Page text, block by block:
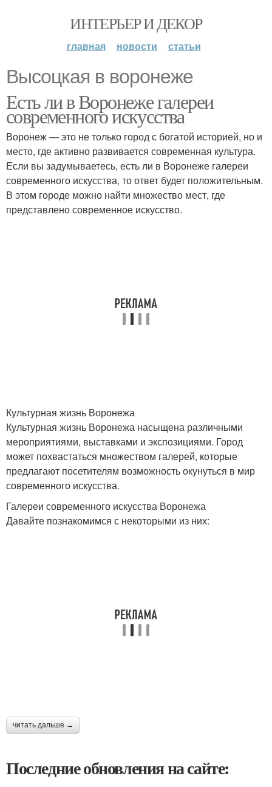
ИНТЕРЬЕР И ДЕКОР
главная новости статьи
Высоцкая в воронеже
Есть ли в Воронеже галереи
современного искусства
Воронеж — это не только город с богатой историей, но и
место, где активно развивается современная культура.
Если вы задумываетесь, есть ли в Воронеже галереи
современного искусства, то ответ будет положительным.
В этом городе можно найти множество мест, где
представлено современное искусство.
Культурная жизнь Воронежа
Культурная жизнь Воронежа насыщена различными
мероприятиями, выставками и экспозициями. Город
может похвастаться множеством галерей, которые
предлагают посетителям возможность окунуться в мир
современного искусства.
Галереи современного искусства Воронежа
Давайте познакомимся с некоторыми из них:
читать дальше →
Последние обновления на сайте: